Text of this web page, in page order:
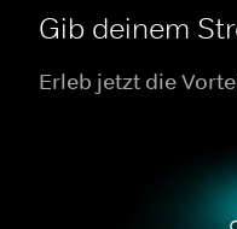
Gib deinem
Erleb jetzt die